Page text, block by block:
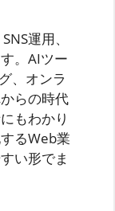
運用、
。AIツー
、オンラ
らの時代
もわかり
るWeb業
い形でま